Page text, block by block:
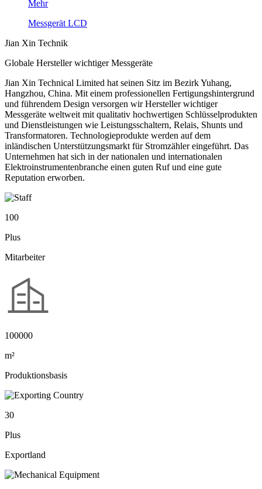
Mehr
Messgerät LCD
Jian Xin Technik
Globale Hersteller wichtiger Messgeräte
Jian Xin Technical Limited hat seinen Sitz im Bezirk Yuhang,
Hangzhou, China. Mit einem professionellen Fertigungshintergrund
und führendem Design versorgen wir Hersteller wichtiger
Messgeräte weltweit mit qualitativ hochwertigen Schlüsselprodukten
und Dienstleistungen wie Leistungsschaltern, Relais, Shunts und
Transformatoren. Technologieprodukte werden auf dem
inländischen Unterstützungsmarkt für Stromzähler eingeführt. Das
Unternehmen hat sich in der nationalen und internationalen
Elektroinstrumentenbranche einen guten Ruf und eine gute
Reputation erworben.
100
Plus
Mitarbeiter
100000
m²
Produktionsbasis
30
Plus
Exportland